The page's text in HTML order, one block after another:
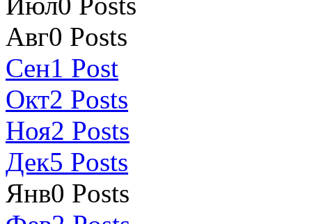
Авг0 Posts
Сен1 Post
Окт2 Posts
Ноя2 Posts
Дек5 Posts
Янв0 Posts